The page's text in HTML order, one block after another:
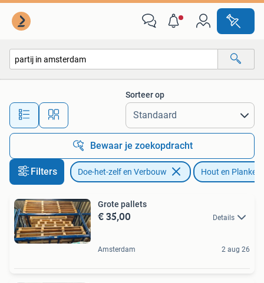
Alle afstanden…
Sorteer op
Bewaar je zoekopdracht
Filters Doe-het-zelf en Verbouw Hout en Planken
Grote pallets
€ 35,00 Details
Amsterdam 2 aug 26